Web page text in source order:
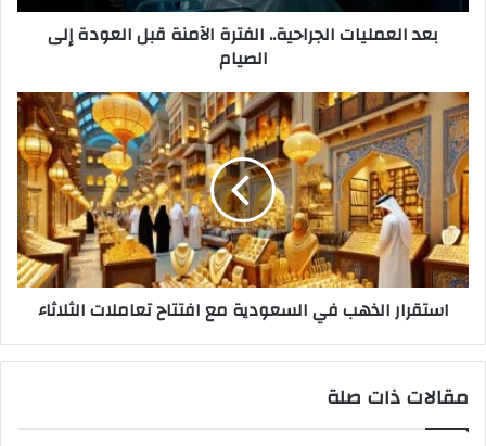
الصيام
بعد العمليات الجراحية.. الفترة الآمنة قبل العودة إلى
الصيام
استقرار
الذهب
في
السعودية
مع
افتتاح
تعاملات
الثلاثاء
استقرار الذهب في السعودية مع افتتاح تعاملات الثلاثاء
مقالات ذات صلة